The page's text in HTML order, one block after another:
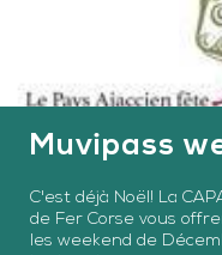
Muvipass
C'est déjà Noël! La
de Fer Corse vous
les weekend de